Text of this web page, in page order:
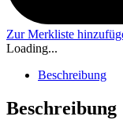
Zur Merkliste
Loading...
Beschreibung
Beschreibung